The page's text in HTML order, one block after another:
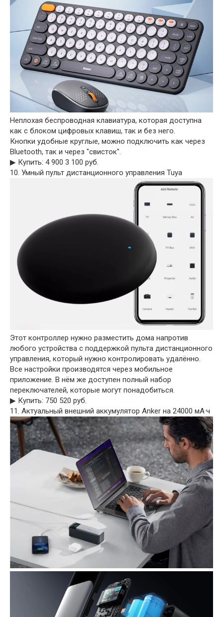
Неплохая беспроводная клавиатура, которая доступна
как с блоком цифровых клавиш, так и без него.
Кнопки удобные круглые, можно подключить как через
Bluetooth, так и через "свисток".
▶︎ Купить: 4 900 3 100 руб.
10. Умный пульт дистанционного управления Tuya
Этот контроллер нужно разместить дома напротив
любого устройства с поддержкой пульта дистанционного
управления, который нужно контролировать удалённо.
Все настройки производятся через мобильное
приложение. В нём же доступен полный набор
переключателей, которые могут понадобиться.
▶︎ Купить: 750 520 руб.
11. Актуальный внешний аккумулятор Anker на 24000 мА·ч